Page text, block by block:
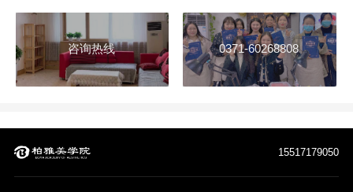
咨询热线 0371-60268808
15517179050